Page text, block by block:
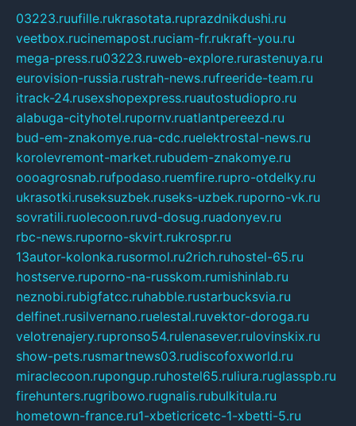
03223.ruufille.rukrasotata.ruprazdnikdushi.ru
veetbox.rucinemapost.ruciam-fr.rukraft-you.ru
mega-press.ru03223.ruweb-explore.rurastenuya.ru
eurovision-russia.rustrah-news.rufreeride-team.ru
itrack-24.rusexshopexpress.ruautostudiopro.ru
alabuga-cityhotel.rupornv.ruatlantpereezd.ru
bud-em-znakomye.rua-cdc.ruelektrostal-news.ru
korolevremont-market.rubudem-znakomye.ru
oooagrosnab.rufpodaso.ruemfire.rupro-otdelky.ru
ukrasotki.ruseksuzbek.ruseks-uzbek.ruporno-vk.ru
sovratili.ruolecoon.ruvd-dosug.ruadonyev.ru
rbc-news.ruporno-skvirt.rukrospr.ru
13autor-kolonka.rusormol.ru2rich.ruhostel-65.ru
hostserve.ruporno-na-russkom.rumishinlab.ru
neznobi.rubigfatcc.ruhabble.rustarbucksvia.ru
delfinet.rusilvernano.ruelestal.ruvektor-doroga.ru
velotrenajery.rupronso54.rulenasever.rulovinskix.ru
show-pets.rusmartnews03.rudiscofoxworld.ru
miraclecoon.rupongup.ruhostel65.ruliura.ruglasspb.ru
firehunters.rugribowo.rugnalis.rubulkitula.ru
hometown-france.ru1-xbeticricetc-1-xbetti-5.ru